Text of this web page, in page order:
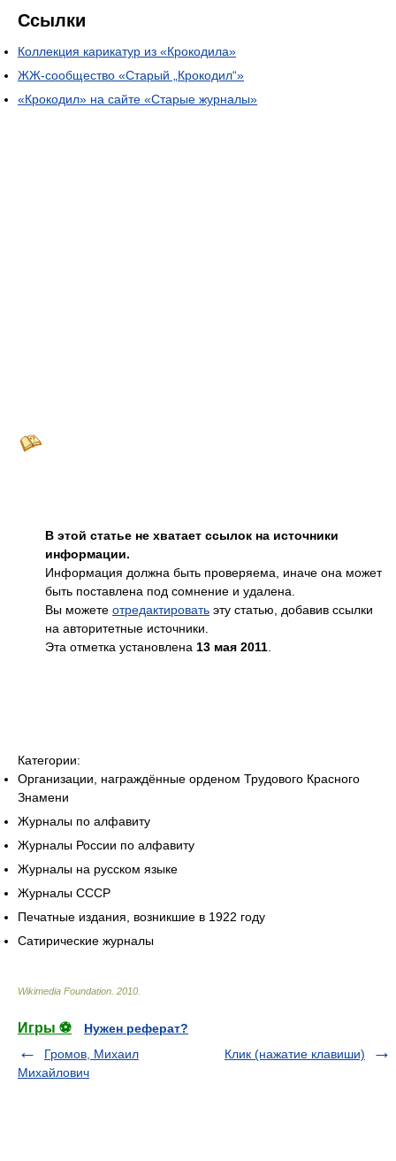
Ссылки
Коллекция карикатур из «Крокодила»
ЖЖ-сообщество «Старый „Крокодил“»
«Крокодил» на сайте «Старые журналы»
В этой статье не хватает ссылок на источники
информации.
Информация должна быть проверяема, иначе она может
быть поставлена под сомнение и удалена.
Вы можете отредактировать эту статью, добавив ссылки
на авторитетные источники.
Эта отметка установлена 13 мая 2011
Категории:
Организации, награждённые орденом Трудового Красного
Знамени
Журналы по алфавиту
Журналы России по алфавиту
Журналы на русском языке
Журналы СССР
Печатные издания, возникшие в 1922 году
Сатирические журналы
Wikimedia Foundation 2010
Игры ⚽
Нужен реферат?
Громов, Михаил
Михайлович
Клик (нажатие клавиши)